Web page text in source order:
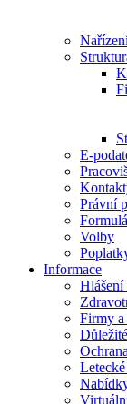
E-
Právní
Volby
Informace
Hlášení
Firmy